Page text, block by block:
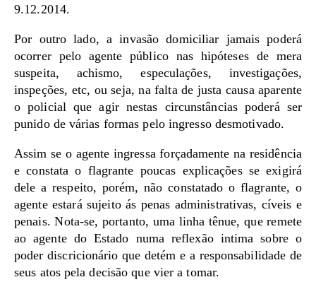
9.12.2014.
Por outro lado, a invasão domiciliar jamais poderá
ocorrer pelo agente público nas hipóteses de mera
suspeita, achismo, especulações, investigações,
inspeções, etc, ou seja, na falta de justa causa aparente
o policial que agir nestas circunstâncias poderá ser
punido de várias formas pelo ingresso desmotivado.
Assim se o agente ingressa forçadamente na residência
e constata o flagrante poucas explicações se exigirá
dele a respeito, porém, não constatado o flagrante, o
agente estará sujeito ás penas administrativas, cíveis e
penais. Nota-se, portanto, uma linha tênue, que remete
ao agente do Estado numa reflexão intima sobre o
poder discricionário que detém e a responsabilidade de
seus atos pela decisão que vier a tomar.